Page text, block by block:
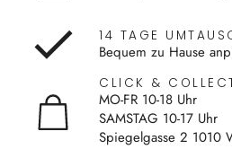
14 TAGE
Bequem zu Hause
CLICK &
MO-FR 10-18 Uhr
SAMSTAG 10-17 Uhr
Spiegelgasse 2 1010